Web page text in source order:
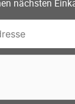
nächsten